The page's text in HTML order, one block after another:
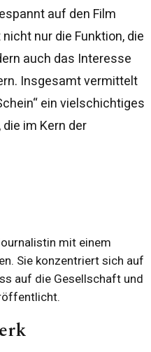
auf den Film
nur die Funktion, die
auch das Interesse
Insgesamt vermittelt
ein vielschichtiges
im Kern der
mit einem
Sie konzentriert sich auf
auf die Gesellschaft und